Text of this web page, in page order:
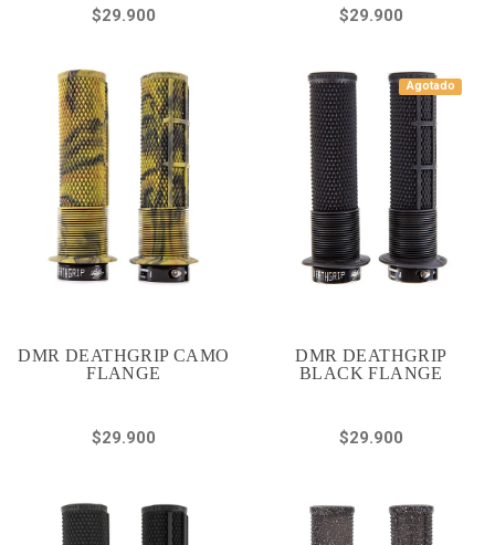
$29.900 $29.900
DMR DEATHGRIP CAMO
FLANGE
$29.900
Agotado
DMR DEATHGRIP
BLACK FLANGE
$29.900